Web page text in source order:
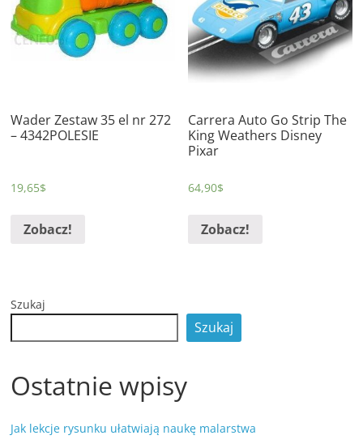
Wader Zestaw 35 el nr 272
– 4342POLESIE
19,65$
Zobacz!
Carrera Auto Go Strip The
King Weathers Disney
Pixar
64,90$
Zobacz!
Szukaj
Szukaj
Ostatnie wpisy
Jak lekcje rysunku ułatwiają naukę malarstwa